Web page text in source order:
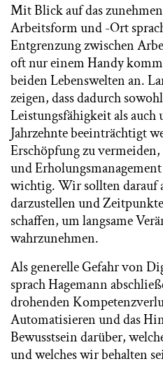
Mit Blick auf das
Arbeitsform und -Ort
Entgrenzung zwischen
oft nur einem Handy
beiden Lebenswelten an.
zeigen, dass dadurch
Leistungsfähigkeit als auch
Jahrzehnte beeinträchtigt
Erschöpfung zu vermeiden,
und
wichtig. Wir sollten darauf
darzustellen und
schaffen, um langsame
wahrzunehmen.
Als generelle Gefahr von
sprach Hagemann
drohenden
Automatisieren und das
Bewusstsein darüber,
und welches wir behalten